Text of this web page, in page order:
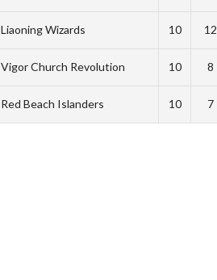
Liaoning Wizards 10 12
Vigor Church Revolution 10 8
Red Beach Islanders 10 7